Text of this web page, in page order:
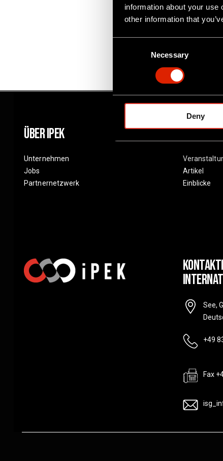
information about your
other information that
e
e
Necessary
Deny
Über Ipek
Unternehmen
Jobs
Partnernetzwerk
Artikel
Einblicke
See,
+49
Fax